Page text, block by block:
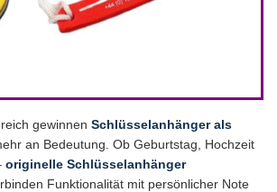
gewinnen Schlüsselanhänger als
an Bedeutung. Ob Geburtstag, Hochzeit
originelle Schlüsselanhänger
Funktionalität mit persönlicher Note